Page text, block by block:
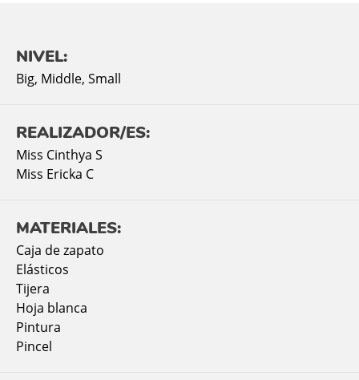
NIVEL:
Big, Middle, Small
REALIZADOR/ES:
Miss Cinthya S
Miss Ericka C
MATERIALES:
Caja de zapato
Elásticos
Tijera
Hoja blanca
Pintura
Pincel